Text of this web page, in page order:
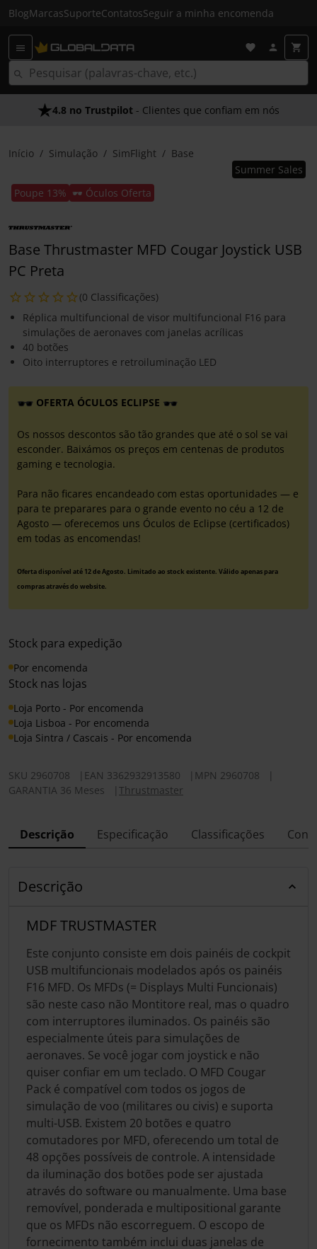
BlogMarcasSuporteContatosSeguir a minha encomenda
4.8 no Trustpilot - Clientes que confiam em nós
Início Simulação SimFlight Base
Poupe 13% 🕶️ Óculos Oferta
Summer Sales
Base Thrustmaster MFD Cougar Joystick USB
PC Preta
(0 Classificações)
Réplica multifuncional de visor multifuncional F16 para
simulações de aeronaves com janelas acrílicas
40 botões
Oito interruptores e retroiluminação LED
OFERTA ÓCULOS ECLIPSE
Os nossos descontos são tão grandes que até o sol se vai
esconder. Baixámos os preços em centenas de produtos
gaming e tecnologia.
Para não ficares encandeado com estas oportunidades — e
para te preparares para o grande evento no céu a 12 de
Agosto — oferecemos uns Óculos de Eclipse (certificados)
em todas as encomendas!
Oferta disponível até 12 de Agosto. Limitado ao stock existente. Válido apenas para
compras através do website.
Stock para expedição
Por encomenda
Stock nas lojas
Loja Porto - Por encomenda
Loja Lisboa - Por encomenda
Loja Sintra / Cascais - Por encomenda
SKU 2960708 EAN 3362932913580 MPN 2960708
GARANTIA 36 Meses
Thrustmaster
Descrição Especificação Classificações
Descrição
MDF TRUSTMASTER
Este conjunto consiste em dois painéis de cockpit
USB multifuncionais modelados após os painéis
F16 MFD. Os MFDs (= Displays Multi Funcionais)
são neste caso não Montitore real, mas o quadro
com interruptores iluminados. Os painéis são
especialmente úteis para simulações de
aeronaves. Se você jogar com joystick e não
quiser confiar em um teclado. O MFD Cougar
Pack é compatível com todos os jogos de
simulação de voo (militares ou civis) e suporta
multi-USB. Existem 20 botões e quatro
comutadores por MFD, oferecendo um total de
48 opções possíveis de controle. A intensidade
da iluminação dos botões pode ser ajustada
através do software ou manualmente. Uma base
removível, ponderada e multipositional garante
que os MFDs não escorreguem. O escopo de
fornecimento também inclui duas janelas de